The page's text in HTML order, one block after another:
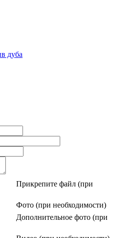
дуба
Прикрепите файл (при
Фото (при необходимости)
Дополнительное фото (при